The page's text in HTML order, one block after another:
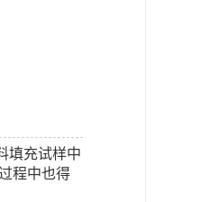
填充试样中
程中也得